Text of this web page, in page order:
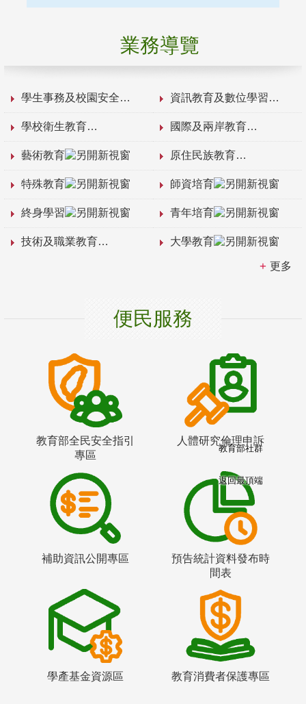
業務導覽
學生事務及校園安全 資訊教育及數位學習
學校衛生教育 國際及兩岸教育
藝術教育 原住民族教育
特殊教育 師資培育
終身學習 青年培育
技術及職業教育 大學教育
更多
便民服務
教育部全民安全指引
專區
人體研究倫理申訴
補助資訊公開專區
預告統計資料發布時
間表
學產基金資源區 教育消費者保護專區
教育部社群
返回最頂端